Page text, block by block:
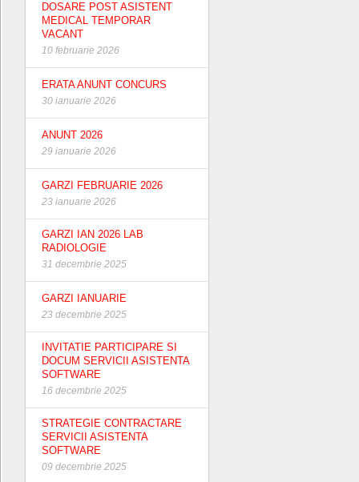
DOSARE POST ASISTENT
MEDICAL TEMPORAR
VACANT
10 februarie 2026
ERATA ANUNT CONCURS
30 ianuarie 2026
ANUNT 2026
29 ianuarie 2026
GARZI FEBRUARIE 2026
23 ianuarie 2026
GARZI IAN 2026 LAB
RADIOLOGIE
31 decembrie 2025
GARZI IANUARIE
23 decembrie 2025
INVITATIE PARTICIPARE SI
DOCUM SERVICII ASISTENTA
SOFTWARE
16 decembrie 2025
STRATEGIE CONTRACTARE
SERVICII ASISTENTA
SOFTWARE
09 decembrie 2025